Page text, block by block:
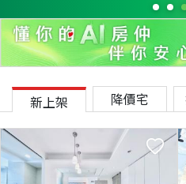
新上架 降價宅